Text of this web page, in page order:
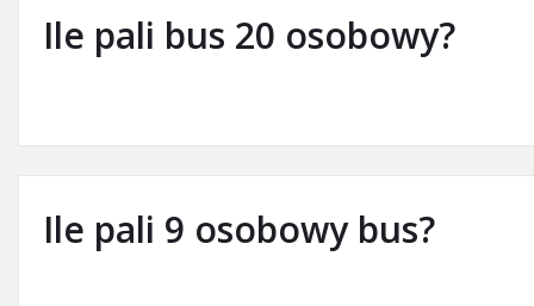
Ile pali bus 20 osobowy?
Ile pali 9 osobowy bus?